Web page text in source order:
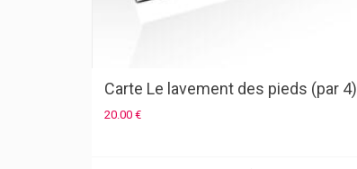
Carte Le lavement des pieds (par 4)
20.00 €